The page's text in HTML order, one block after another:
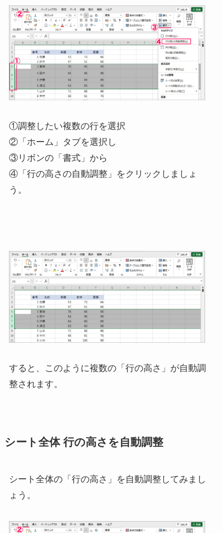
①調整したい複数の行を選択
②「ホーム」タブを選択し
③リボンの「書式」から
④「行の高さの自動調整」をクリックしましょ
う。
すると、このように複数の「行の高さ」が自動調
整されます。
シート全体 行の高さを自動調整
シート全体の「行の高さ」を自動調整してみまし
ょう。